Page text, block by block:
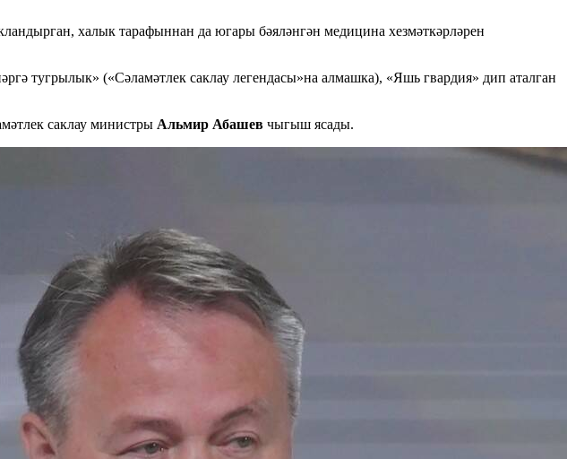
халык тарафыннан да югары бәяләнгән медицина хезмәткәрләрен
тугрылык» («Сәламәтлек саклау легендасы»на алмашка), «Яшь гвардия» дип аталган
саклау министры Альмир Абашев чыгыш ясады.